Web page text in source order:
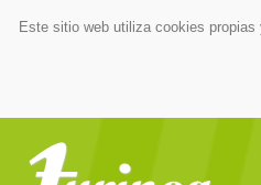
Este sitio web utiliza cookies